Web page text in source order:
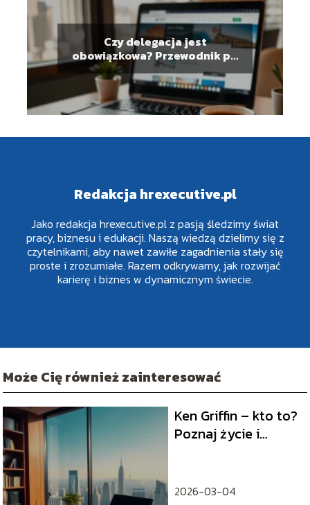
Czy delegacja jest
obowiązkowa? Przewodnik po
podróżach służbowych
Redakcja hrexecutive.pl
Jako redakcja hrexecutive.pl z pasją śledzimy świat
pracy, biznesu i edukacji. Naszą wiedzą dzielimy się z
czytelnikami, aby nawet zawiłe zagadnienia stały się
proste i zrozumiałe. Razem odkrywamy, jak rozwijać
karierę i biznes w dynamicznym świecie.
Może Cię również zainteresować
Ken Griffin – kto to?
Poznaj życie i
2026-03-04